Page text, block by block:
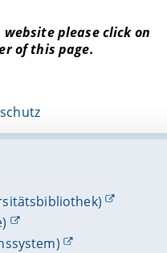
please click on
of this page.